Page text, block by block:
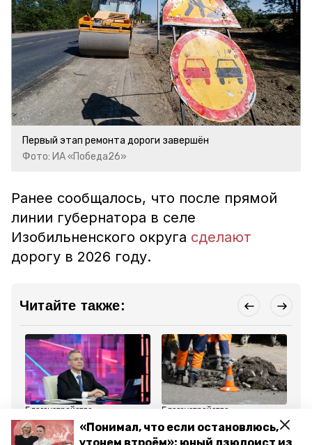
«Понимал, что если остановлюсь,
Первый этап ремонта дороги завершён
Фото: ИА «Победа26»
Ранее сообщалось, что после прямой
линии губернатора в селе
Изобильненского округа сделают
дорогу в 2026 году.
Читайте также:
Благоустройство
15 июля 2025, 20:03
Губернатор Владимиров
Благоустройство
17 июля 2025, 12:56
Дорогу в посёлке